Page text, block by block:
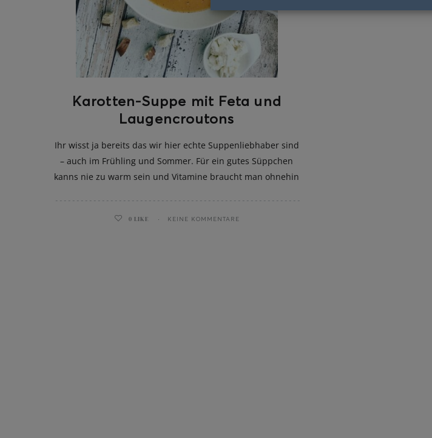
Eis am Stil
Karotten-Suppe mit Feta und
Laugencroutons
Ihr wisst ja bereits das wir hier echte Suppenliebhaber sind
– auch im Frühling und Sommer. Für ein gutes Süppchen
kanns nie zu warm sein und Vitamine braucht man ohnehin
0 LIKE KEINE KOMMENTARE